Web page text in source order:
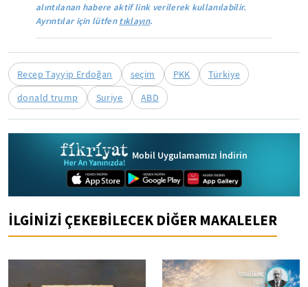
alıntılanan habere aktif link verilerek kullanılabilir.
Ayrıntılar için lütfentıklayın.
Recep Tayyip Erdoğan seçim PKK
Türkiye
donald trump
Suriye ABD
Mobil Uygulamamızı İndirin
İLGİNİZİ ÇEKEBİLECEK DİĞER MAKALELER